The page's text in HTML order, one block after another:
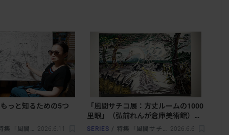
っと知るための5つ
風間サチコ展：方丈ルームの1000里眼」 2026.6.11
「風間サチコ展：方丈ルームの1000
里眼」（弘前れんが倉庫美術館）開
幕レポート。過去・現在・未来を見
SERIES / 特集「風間サチコ展：方丈ルームの1000里眼」 2026.6.6